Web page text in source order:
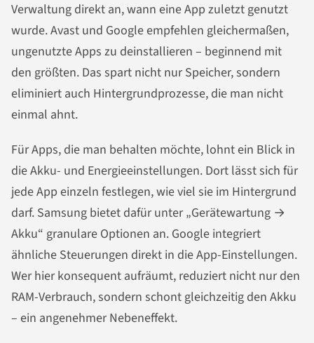
Verwaltung direkt an, wann eine App zuletzt genutzt
wurde. Avast und Google empfehlen gleichermaßen,
ungenutzte Apps zu deinstallieren – beginnend mit
den größten. Das spart nicht nur Speicher, sondern
eliminiert auch Hintergrundprozesse, die man nicht
einmal ahnt.
Für Apps, die man behalten möchte, lohnt ein Blick in
die Akku- und Energieeinstellungen. Dort lässt sich für
jede App einzeln festlegen, wie viel sie im Hintergrund
darf. Samsung bietet dafür unter „Gerätewartung →
Akku“ granulare Optionen an. Google integriert
ähnliche Steuerungen direkt in die App-Einstellungen.
Wer hier konsequent aufräumt, reduziert nicht nur den
RAM-Verbrauch, sondern schont gleichzeitig den Akku
– ein angenehmer Nebeneffekt.